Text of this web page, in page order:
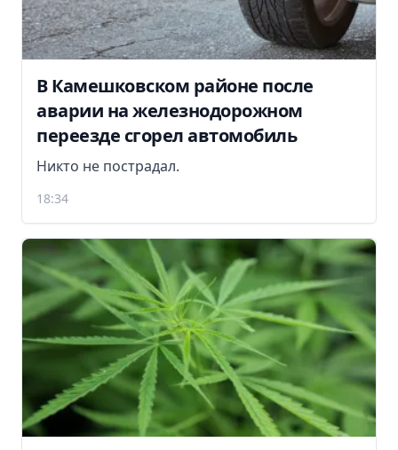
В Камешковском районе после
аварии на железнодорожном
переезде сгорел автомобиль
Никто не пострадал.
18:34